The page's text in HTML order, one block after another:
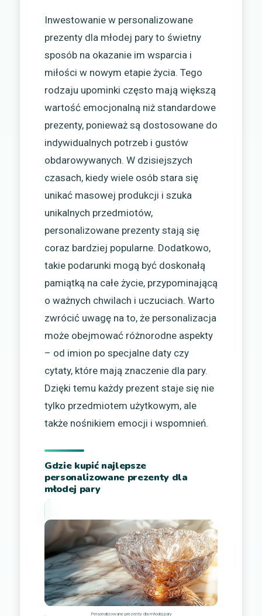
Inwestowanie w personalizowane
prezenty dla młodej pary to świetny
sposób na okazanie im wsparcia i
miłości w nowym etapie życia. Tego
rodzaju upominki często mają większą
wartość emocjonalną niż standardowe
prezenty, ponieważ są dostosowane do
indywidualnych potrzeb i gustów
obdarowywanych. W dzisiejszych
czasach, kiedy wiele osób stara się
unikać masowej produkcji i szuka
unikalnych przedmiotów,
personalizowane prezenty stają się
coraz bardziej popularne. Dodatkowo,
takie podarunki mogą być doskonałą
pamiątką na całe życie, przypominającą
o ważnych chwilach i uczuciach. Warto
zwrócić uwagę na to, że personalizacja
może obejmować różnorodne aspekty
– od imion po specjalne daty czy
cytaty, które mają znaczenie dla pary.
Dzięki temu każdy prezent staje się nie
tylko przedmiotem użytkowym, ale
także nośnikiem emocji i wspomnień.
Gdzie kupić najlepsze
personalizowane prezenty dla
młodej pary
Personalizowane prezenty dla młodej pary